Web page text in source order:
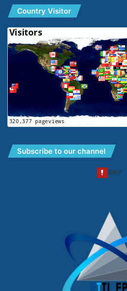
Country Visitor
Subscribe to our channel